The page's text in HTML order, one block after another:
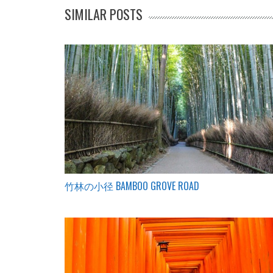
SIMILAR POSTS
竹林の小径 BAMBOO GROVE ROAD